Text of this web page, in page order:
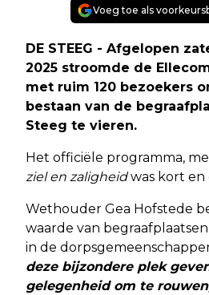
Voeg toe als
DE STEEG - Afgelopen
2025 stroomde de
met ruim 120 bezoekers
bestaan van de
Steeg te vieren.
Het officiële programma,
ziel en zaligheidwas kort en
Wethouder Gea Hofstede
waarde van
in de
deze bijzondere plek
gelegenheid om te